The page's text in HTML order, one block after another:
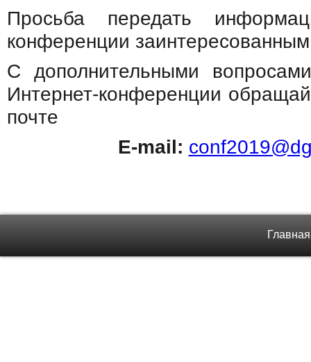
Просьба передать
конференции
С дополнительными
Интернет-конференции
почте
E-mail:
Главная